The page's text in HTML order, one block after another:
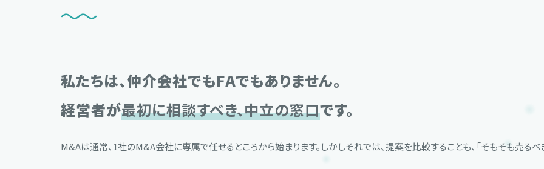
私たちは、仲介会社でもFAでもありません。
経営者が最初に相談すべき、中立の窓口です。
M&Aは通常、1社のM&A会社に専属で任せるところから始まります。しかしそれでは、提案を比較することも、「そもそも売るべ